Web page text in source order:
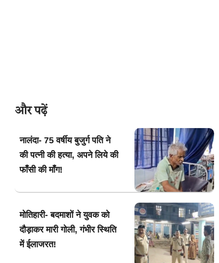
और पढ़ें
नालंदा- 75 वर्षीय बुजुर्ग पति ने
की पत्नी की हत्या, अपने लिये की
फाँसी की माँग!
मोतिहारी- बदमाशों ने युवक को
दौड़ाकर मारी गोली, गंभीर स्थिति
में ईलाजरत!